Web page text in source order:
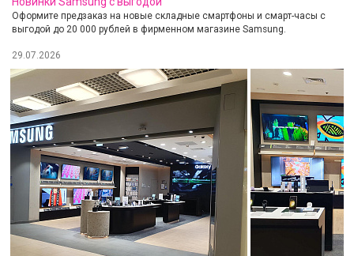
Оформите предзаказ на новые складные смартфоны и смарт-часы с
выгодой до 20 000 рублей в фирменном магазине Samsung.
29.07.2026